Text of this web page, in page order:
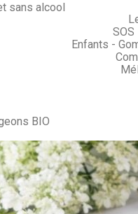
sans alcool
BIO
Enfants -
Gemmo &